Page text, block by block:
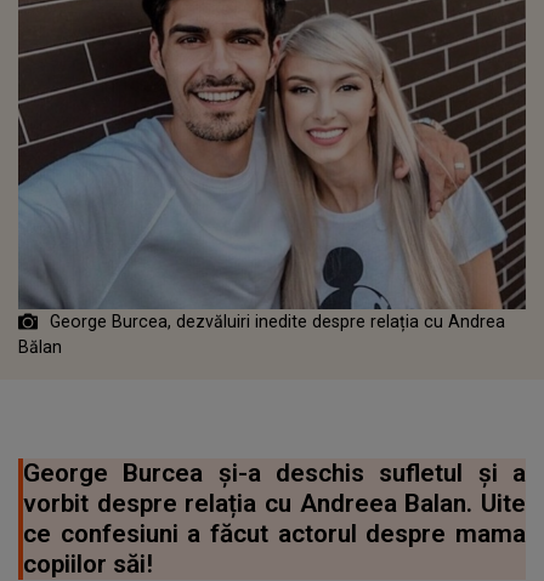
George Burcea, dezvăluiri inedite despre relația cu Andrea
Bălan
George Burcea și-a deschis sufletul și a
vorbit despre relația cu Andreea Balan. Uite
ce confesiuni a făcut actorul despre mama
copiilor săi!